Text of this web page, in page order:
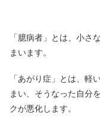
「臆病者」とは、小さ
まいます。
「あがり症」とは、軽
まい、そうなった自分
クが悪化します。